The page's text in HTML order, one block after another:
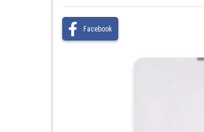
Facebook